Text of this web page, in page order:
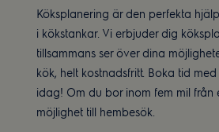
Köksplanering är den perfekta
i kökstankar. Vi erbjuder dig
tillsammans ser över dina
kök, helt kostnadsfritt. Boka tid
idag! Om du bor inom fem mil från
möjlighet till hembesök.